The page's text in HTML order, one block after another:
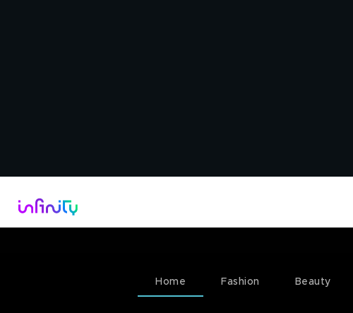
Home Fashion Beauty